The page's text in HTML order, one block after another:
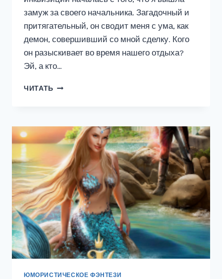
замуж за своего начальника. Загадочный и
притягательный, он сводит меня с ума, как
демон, совершивший со мной сделку. Кого
он разыскивает во время нашего отдыха?
Эй, а кто…
ЧИТАТЬ СТОЯТЬ,
ОТДЫХЕ
ЮМОРИСТИЧЕСКОЕ ФЭНТЕЗИ